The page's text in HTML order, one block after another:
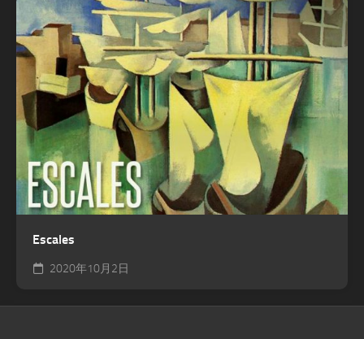
Escales
2020年10月2日